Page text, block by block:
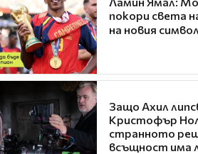
покори света
на новия
Защо Ахил
Кристофър
странното
всъщност има